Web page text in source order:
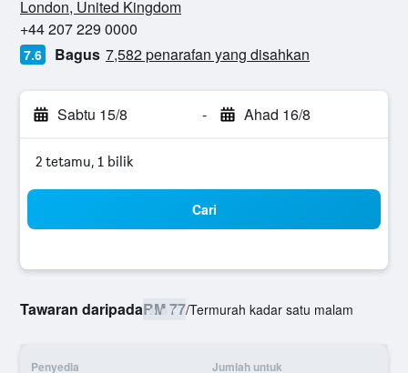
London, United Kingdom
+44 207 229 0000
7.6 Bagus 7,582 penarafan yang disahkan
Sabtu 15/8 - Ahad 16/8
2 tetamu, 1 bilik
Cari
Tawaran daripadaRM 77/Termurah kadar satu malam
Penyedia
Jumlah untuk